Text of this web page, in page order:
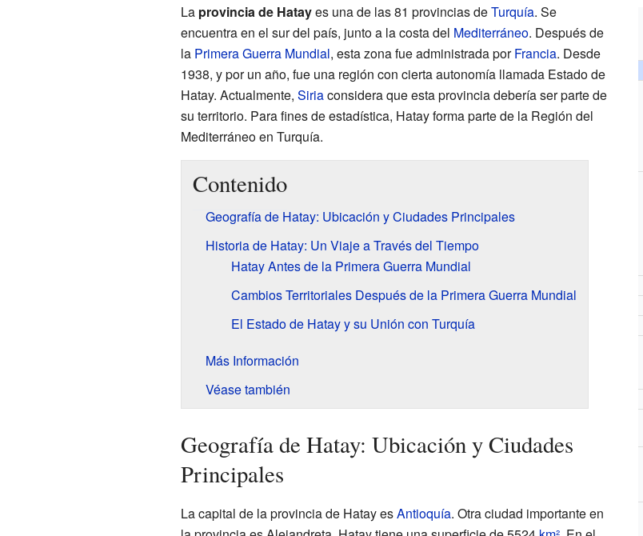
La provincia de Hatayes una de las 81 provincias deTurquía. Se
encuentra en el sur del país, junto a la costa del Mediterráneo. Después de
la Primera Guerra Mundial, esta zona fue administrada porFrancia. Desde
1938, y por un año, fue una región con cierta autonomía llamada Estado de
Hatay. Actualmente, Siriaconsidera que esta provincia debería ser parte de
su territorio. Para fines de estadística, Hatay forma parte de la Región del
Mediterráneo en Turquía.
Contenido
Geografía de Hatay: Ubicación y Ciudades Principales
Historia de Hatay: Un Viaje a Través del Tiempo
Hatay Antes de la Primera Guerra Mundial
Cambios Territoriales Después de la Primera Guerra Mundial
El Estado de Hatay y su Unión con Turquía
Más Información
Véase también
Geografía de Hatay: Ubicación y Ciudades
Principales
La capital de la provincia de Hatay esAntioquía. Otra ciudad importante en